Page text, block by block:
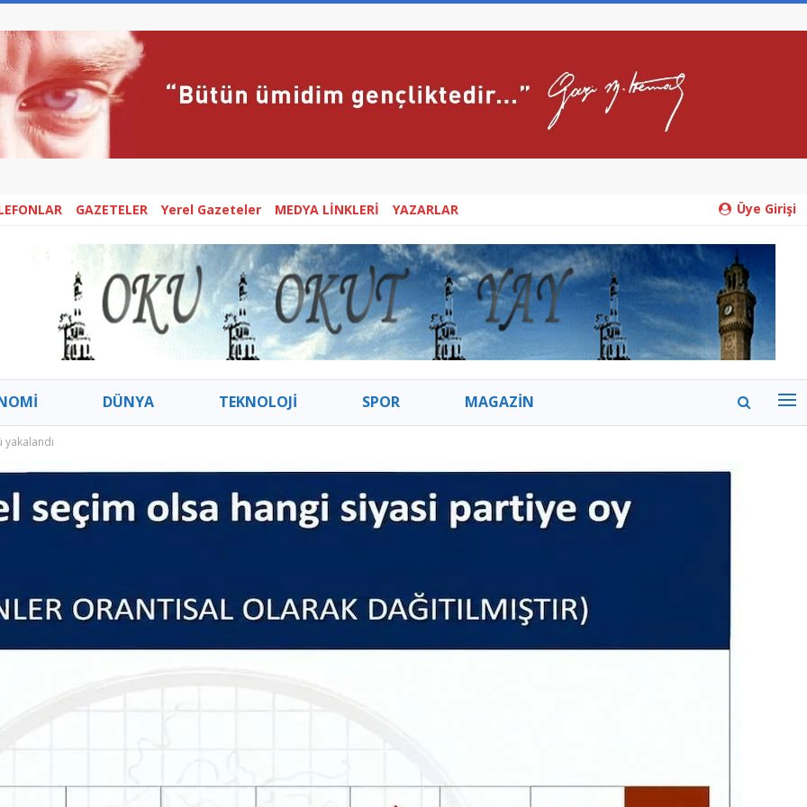
Üye Girişi
GAZETELER Yerel Gazeteler MEDYA LİNKLERİ YAZARLAR
DÜNYA TEKNOLOJİ SPOR MAGAZİN
– SANAT
YAŞAM İZMİR HABERLERİ GEÇMİŞ ZAMAN TÜM MANŞETLER
TURAN ÇATAL HABERLERI TÜRKİYE HABERLERİ VİTRİN YAZARLAR
yakalandı